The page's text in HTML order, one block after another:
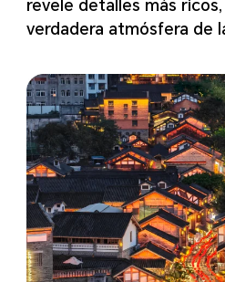
revele detalles más
verdadera atmósfera de